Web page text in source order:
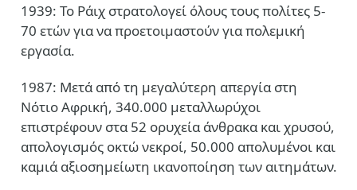
1939: Το Ράιχ στρατολογεί όλους τους πολίτες 5-
70 ετών για να προετοιμαστούν για πολεμική
εργασία.
1987: Μετά από τη μεγαλύτερη απεργία στη
Νότιο Αφρική, 340.000 μεταλλωρύχοι
επιστρέφουν στα 52 ορυχεία άνθρακα και χρυσού,
απολογισμός οκτώ νεκροί, 50.000 απολυμένοι και
καμιά αξιοσημείωτη ικανοποίηση των αιτημάτων.